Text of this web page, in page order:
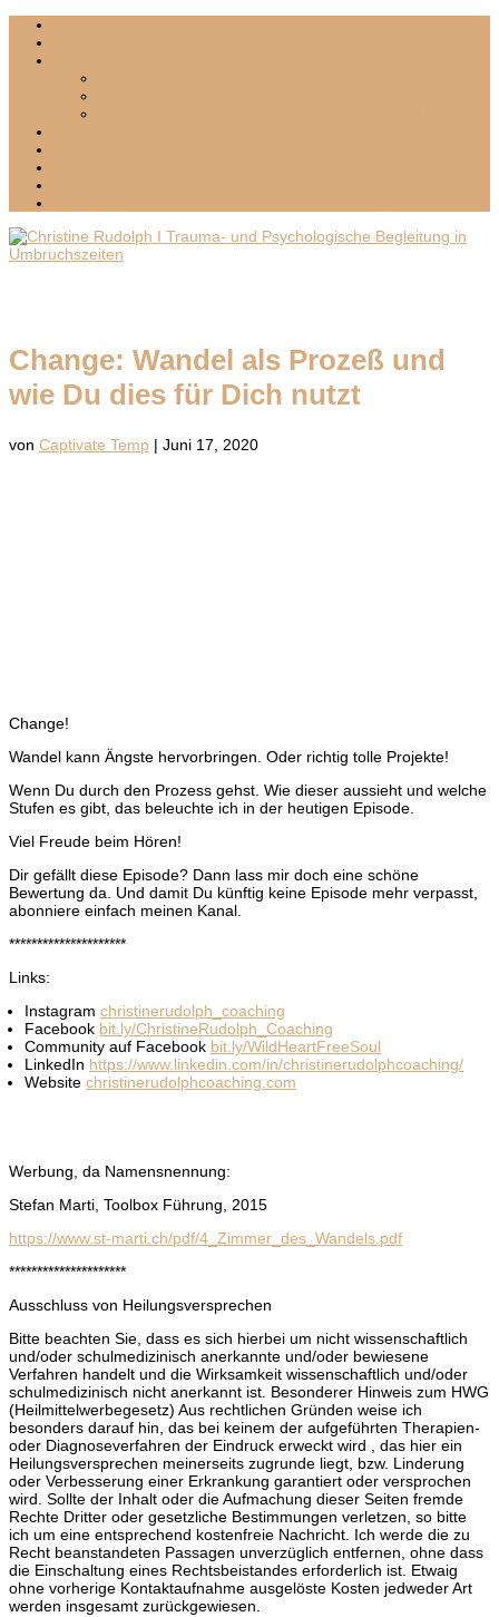
Change: Wandel als Prozeß und
wie Du dies für Dich nutzt
von Captivate Temp | Juni 17, 2020
Change!
Wandel kann Ängste hervorbringen. Oder richtig tolle Projekte!
Wenn Du durch den Prozess gehst. Wie dieser aussieht und welche
Stufen es gibt, das beleuchte ich in der heutigen Episode.
Viel Freude beim Hören!
Dir gefällt diese Episode? Dann lass mir doch eine schöne
Bewertung da. Und damit Du künftig keine Episode mehr verpasst,
abonniere einfach meinen Kanal.
*********************
Links:
Instagram christinerudolph_coaching
Facebook bit.ly/ChristineRudolph_Coaching
Community auf Facebook bit.ly/WildHeartFreeSoul
LinkedIn https://www.linkedin.com/in/christinerudolphcoaching/
Website christinerudolphcoaching.com
Werbung, da Namensnennung:
Stefan Marti, Toolbox Führung, 2015
https://www.st-marti.ch/pdf/4_Zimmer_des_Wandels.pdf
*********************
Ausschluss von Heilungsversprechen
Bitte beachten Sie, dass es sich hierbei um nicht wissenschaftlich
und/oder schulmedizinisch anerkannte und/oder bewiesene
Verfahren handelt und die Wirksamkeit wissenschaftlich und/oder
schulmedizinisch nicht anerkannt ist. Besonderer Hinweis zum HWG
(Heilmittelwerbegesetz) Aus rechtlichen Gründen weise ich
besonders darauf hin, das bei keinem der aufgeführten Therapien-
oder Diagnoseverfahren der Eindruck erweckt wird , das hier ein
Heilungsversprechen meinerseits zugrunde liegt, bzw. Linderung
oder Verbesserung einer Erkrankung garantiert oder versprochen
wird. Sollte der Inhalt oder die Aufmachung dieser Seiten fremde
Rechte Dritter oder gesetzliche Bestimmungen verletzen, so bitte
ich um eine entsprechend kostenfreie Nachricht. Ich werde die zu
Recht beanstandeten Passagen unverzüglich entfernen, ohne dass
die Einschaltung eines Rechtsbeistandes erforderlich ist. Etwaig
ohne vorherige Kontaktaufnahme ausgelöste Kosten jedweder Art
werden insgesamt zurückgewiesen.